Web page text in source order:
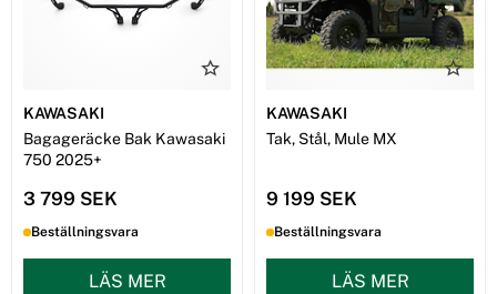
KAWASAKI
Bagageräcke Bak Kawasaki
750 2025+
3 799 SEK
Beställningsvara
LÄS MER
KAWASAKI
Tak, Stål, Mule MX
9 199 SEK
Beställningsvara
LÄS MER